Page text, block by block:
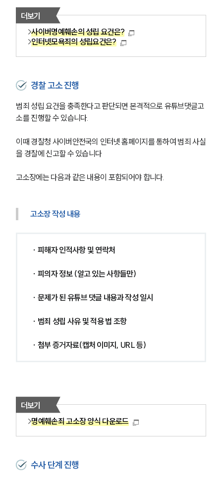
더보기
사이버명예훼손의 성립 요건은?
인터넷모욕죄의 성립요건은?
경찰 고소 진행
범죄 성립 요건을 충족한다고 판단되면 본격적으로 유튜브댓글고
소를 진행할 수 있습니다.
이때 경찰청 사이버안전국의 인터넷 홈페이지를 통하여 범죄 사실
을 경찰에 신고할 수 있습니다
고소장에는 다음과 같은 내용이 포함되어야 합니다.
고소장 작성 내용
∙ 피해자 인적사항 및 연락처
∙ 피의자 정보 (알고 있는 사항들만)
∙ 문제가 된 유튜브 댓글 내용과 작성 일시
∙ 범죄 성립 사유 및 적용 법 조항
∙ 첨부 증거자료(캡처 이미지, URL 등)
더보기
명예훼손죄 고소장 양식 다운로드
수사 단계 진행